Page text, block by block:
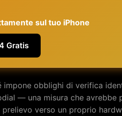
sul tuo iPhone
Gratis
obblighi di verifica
— una misura che avrebbe
verso un proprio